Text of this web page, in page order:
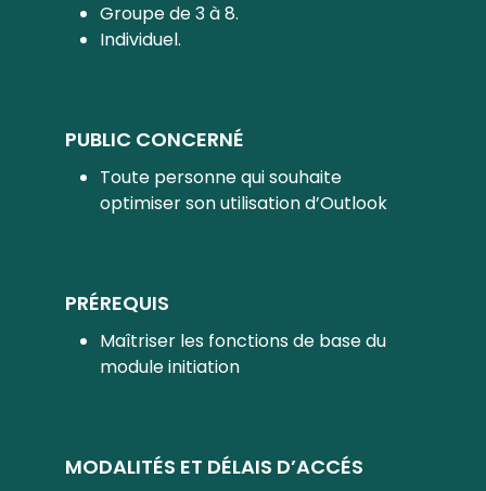
Groupe de 3 à 8.
Individuel.
PUBLIC CONCERNÉ
Toute personne qui souhaite
optimiser son utilisation d’Outlook
PRÉREQUIS
Maîtriser les fonctions de base du
module initiation
MODALITÉS ET DÉLAIS D’ACCÉS